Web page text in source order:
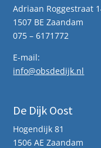
Adriaan Roggestraat
1507 BE Zaandam
075 – 6171772
E-mail:
info@obsdedijk.nl
De Dijk Oost
Hogendijk 81
1506 AE Zaandam